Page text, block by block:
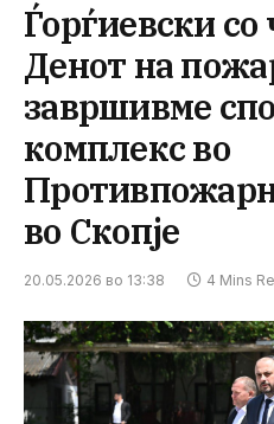
Ѓорѓиевски со
Денот на
завршивме
комплекс во
во Скопје
20.05.2026 во 13:38 4 Mins